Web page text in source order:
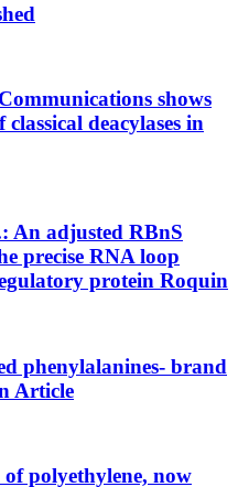
shows
deacylases in
An adjusted RBnS
precise RNA loop
protein Roquin
phenylalanines- brand
Article
polyethylene, now